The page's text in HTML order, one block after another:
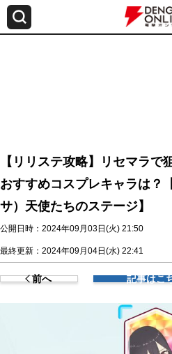
【リリステ攻略】リセマラで
おすすめコスプレキャラは？
サ）天使たちのステージ】
公開日時：2024年09月03日(火) 21:50
最終更新：2024年09月04日(水) 22:41
前へ 記事はこ